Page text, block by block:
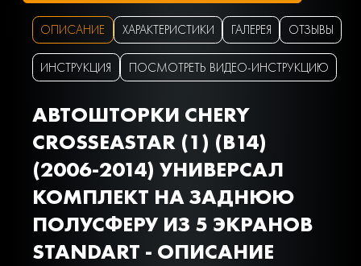
ОПИСАНИЕ ХАРАКТЕРИСТИКИ ГАЛЕРЕЯ ОТЗЫВЫ
ИНСТРУКЦИЯ ПОСМОТРЕТЬ ВИДЕО-ИНСТРУКЦИЮ
АВТОШТОРКИ CHERY
CROSSEASTAR (1) (B14)
(2006-2014) УНИВЕРСАЛ
КОМПЛЕКТ НА ЗАДНЮЮ
ПОЛУСФЕРУ ИЗ 5 ЭКРАНОВ
STANDART - ОПИСАНИЕ